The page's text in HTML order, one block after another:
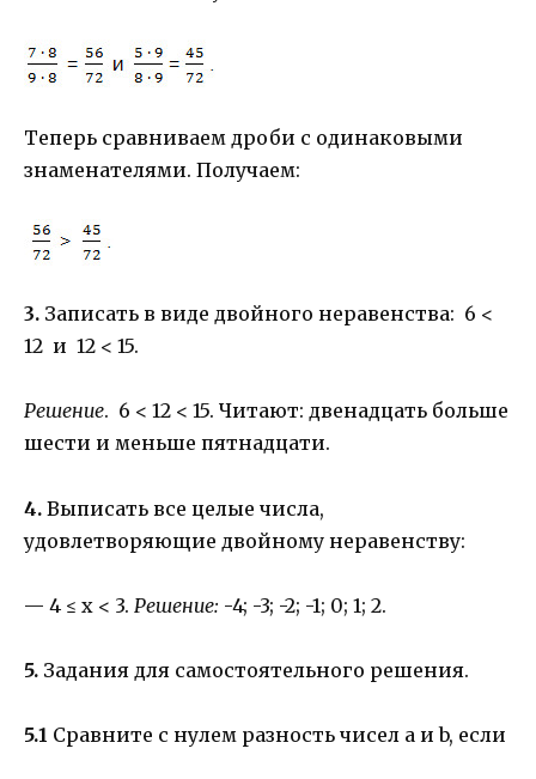
Теперь сравниваем дроби с одинаковыми
знаменателями. Получаем:
3. Записать в виде двойного неравенства: 6 <
12 и 12 < 15.
Решение. 6 < 12 < 15. Читают: двенадцать больше
шести и меньше пятнадцати.
4. Выписать все целые числа,
удовлетворяющие двойному неравенству:
— 4 ≤ х < 3. Решение: -4; -3; -2; -1; 0; 1; 2.
5. Задания для самостоятельного решения.
5.1 Сравните с нулем разность чисел а и b, если